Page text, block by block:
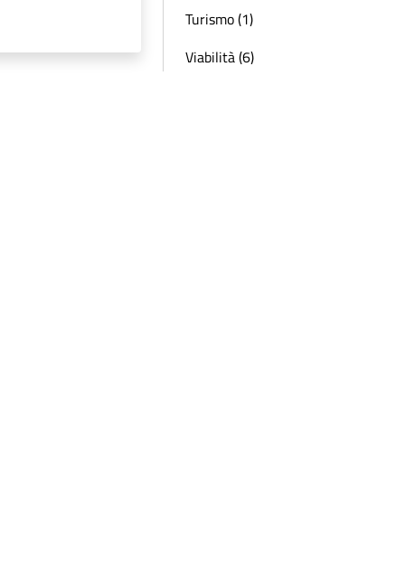
Turismo (1)
Viabilità (6)